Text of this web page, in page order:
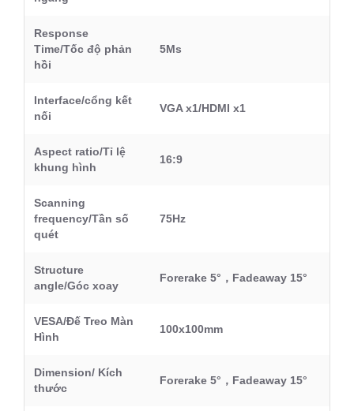
Response
Time/Tốc độ phản
hồi
5Ms
Interface/cổng kết
nối
VGA x1/HDMI x1
Aspect ratio/Tỉ lệ
khung hình
16:9
Scanning
frequency/Tần số
quét
75Hz
Structure
angle/Góc xoay
Forerake 5°，Fadeaway 15°
VESA/Đế Treo Màn
Hình
100x100mm
Dimension/ Kích
thước
Forerake 5°，Fadeaway 15°